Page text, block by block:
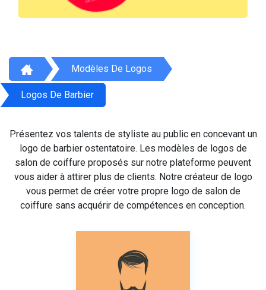
Modèles De Logos
Logos De Barbier
Présentez vos talents de styliste au public en concevant un
logo de barbier ostentatoire. Les modèles de logos de
salon de coiffure proposés sur notre plateforme peuvent
vous aider à attirer plus de clients. Notre créateur de logo
vous permet de créer votre propre logo de salon de
coiffure sans acquérir de compétences en conception.